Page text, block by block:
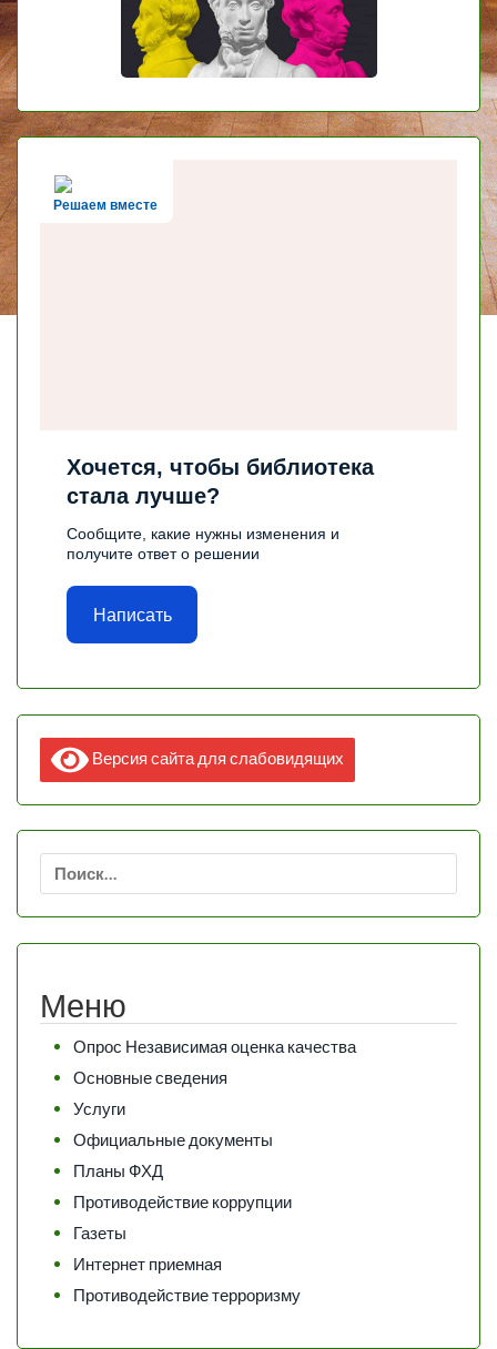
Решаем вместе
Хочется, чтобы библиотека
стала лучше?
Сообщите, какие нужны изменения и
получите ответ о решении
Написать
Версия сайта для слабовидящих
Найти:
Меню
Опрос Независимая оценка качества
Основные сведения
Услуги
Официальные документы
Планы ФХД
Противодействие коррупции
Газеты
Интернет приемная
Противодействие терроризму